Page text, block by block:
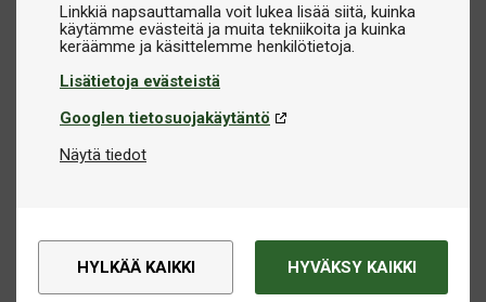
Linkkiä napsauttamalla voit lukea lisää siitä, kuinka
käytämme evästeitä ja muita tekniikoita ja kuinka
Lisätietoja evästeistä
Googlen tietosuojakäytäntö
Näytä tiedot
HYLKÄÄ KAIKKI HYVÄKSY KAIKKI